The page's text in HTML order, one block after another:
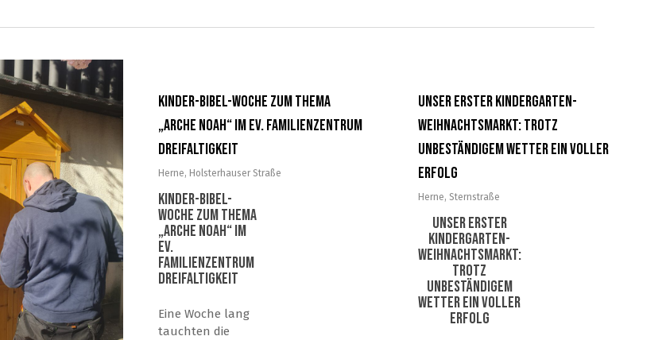
Kinder-Bibel-Woche zum Thema
„Arche Noah“ im Ev. Familienzentrum
Dreifaltigkeit
Herne, Holsterhauser Straße
Kinder-Bibel-
Woche zum Thema
„Arche Noah“ im
Ev.
Familienzentrum
Dreifaltigkeit
Eine Woche lang
tauchten die
Unser erster Kindergarten-
Weihnachtsmarkt: Trotz
unbeständigem Wetter ein voller
Erfolg
Herne, Sternstraße
Unser erster
Kindergarten-
Weihnachtsmarkt:
Trotz
unbeständigem
Wetter ein voller
Erfolg